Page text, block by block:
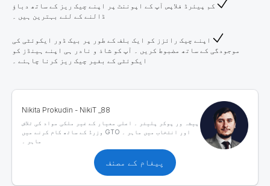
کم پیئرڈ فلاپس آپ کے اپوننٹ پر اپنے چیک ریز کے ساتھ دباؤ
ڈالنے کے لئے بہترین ہیں ۔
اپنے چیک رائزز کو ایک بلف کے طور پر بیک ڈور ایکوئٹی کی
موجودگی کے ساتھ مضبوط کریں ۔ آپ کو شاذ و نادر ہی اپنے ہینڈز کو
ایکوئٹی کے بغیر چیک ریز کرنا چاہئے ۔
Nikita Prokudin - NikiT _88
پیشہ ور پوکر پلیئر ۔ اعلی معیار کے غیر ملکی مواد کی تلاش
اور انتخاب میں ماہر ۔ GTO وزرڈ کے ساتھ کام کرنے میں
ماہر ۔
پیغام کے مصنف